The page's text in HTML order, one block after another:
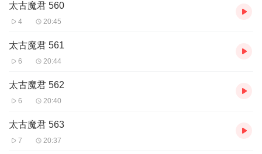
太古魔君 560
4 20:45
太古魔君 561
6 20:44
太古魔君 562
6 20:40
太古魔君 563
7 20:37